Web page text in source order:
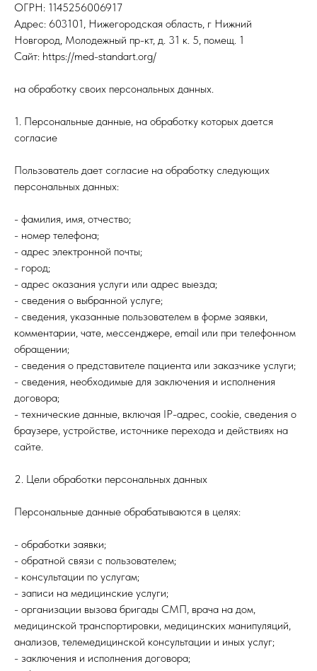
ОГРН: 1145256006917
Адрес: 603101, Нижегородская область, г Нижний
Новгород, Молодежный пр-кт, д. 31 к. 5, помещ. 1
Сайт: https://med-standart.org/
на обработку своих персональных данных.
1. Персональные данные, на обработку которых дается
согласие
Пользователь дает согласие на обработку следующих
персональных данных:
- фамилия, имя, отчество;
- номер телефона;
- адрес электронной почты;
- город;
- адрес оказания услуги или адрес выезда;
- сведения о выбранной услуге;
- сведения, указанные пользователем в форме заявки,
комментарии, чате, мессенджере, email или при телефонном
обращении;
- сведения о представителе пациента или заказчике услуги;
- сведения, необходимые для заключения и исполнения
договора;
- технические данные, включая IP-адрес, cookie, сведения о
браузере, устройстве, источнике перехода и действиях на
сайте.
2. Цели обработки персональных данных
Персональные данные обрабатываются в целях:
- обработки заявки;
- обратной связи с пользователем;
- консультации по услугам;
- записи на медицинские услуги;
- организации вызова бригады СМП, врача на дом,
медицинской транспортировки, медицинских манипуляций,
анализов, телемедицинской консультации и иных услуг;
- заключения и исполнения договора;